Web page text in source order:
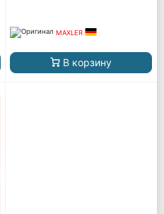
MAXLER
В корзину